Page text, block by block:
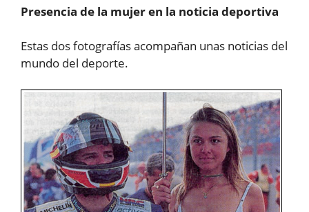
Presencia de la mujer en la noticia deportiva
Estas dos fotografías acompañan unas noticias del
mundo del deporte.